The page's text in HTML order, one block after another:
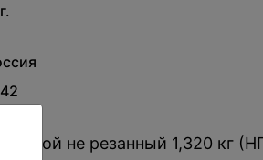
не резанный 1,320 кг